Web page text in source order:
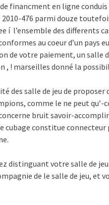
financment en ligne
476 parmi douze
í l’ensemble des differents
au coeur d’un pays
votre paiement, un salle
, ! marseilles donné la
des salle de jeu de
comme le ne peut
bruit savoir-
cubage constitue connecteur
distinguant votre salle de
de le salle de jeu, et